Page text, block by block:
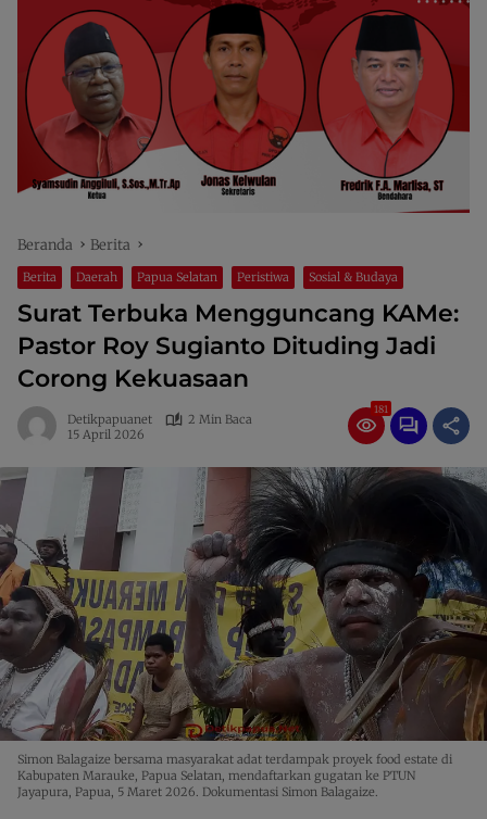
Beranda Berita
Berita Daerah Papua Selatan Peristiwa Sosial & Budaya
Surat Terbuka Mengguncang KAMe:
Pastor Roy Sugianto Dituding Jadi
Corong Kekuasaan
Detikpapuanet
2 Min Baca
15 April 2026
181
Simon Balagaize bersama masyarakat adat terdampak proyek food estate di
Kabupaten Marauke, Papua Selatan, mendaftarkan gugatan ke PTUN
Jayapura, Papua, 5 Maret 2026. Dokumentasi Simon Balagaize.